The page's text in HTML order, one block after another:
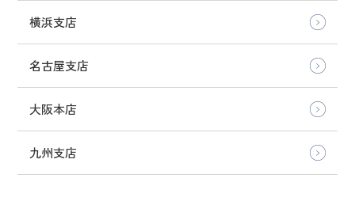
横浜支店
名古屋支店
大阪本店
九州支店